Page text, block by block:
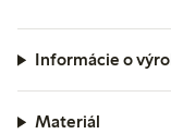
Informácie o
Materiál